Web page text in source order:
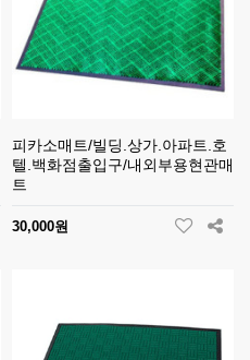
피카소매트/빌딩.상가.아파트.호
텔.백화점출입구/내외부용현관매
트
30,000원